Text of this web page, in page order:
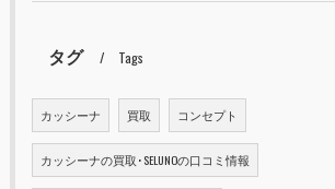
タグ Tags
カッシーナ 買取 コンセプト
カッシーナの買取･SELUNOの口コミ情報